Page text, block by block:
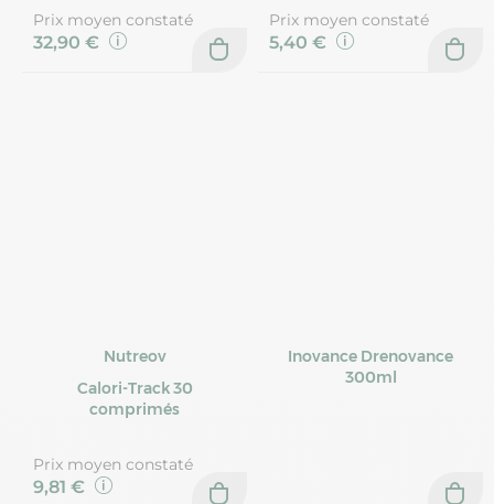
Prix moyen constaté
32,90 €
Prix moyen constaté
5,40 €
Nutreov
Calori-Track 30
comprimés
Prix moyen constaté
9,81 €
Inovance Drenovance
300ml